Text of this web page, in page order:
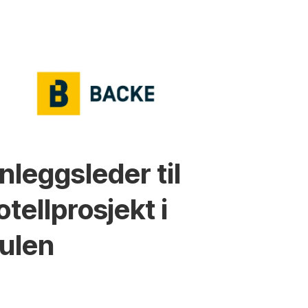
til
i